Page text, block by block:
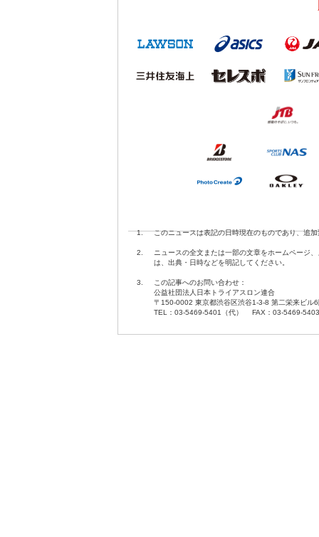
1. このニュースは表記の日時現在のものであり、追
2.
ニュースの全文または一部の文章をホームページ
は、出典・日時などを明記してください。
3.
この記事へのお問い合わせ：
公益社団法人日本トライアスロン連合
〒150-0002 東京都渋谷区渋谷1-3-8 第二栄来ビル
TEL：03-5469-5401（代） FAX：03-5469-